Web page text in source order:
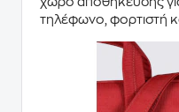
τηλέφωνο, φορτιστή